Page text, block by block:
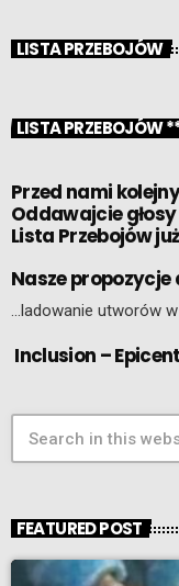
LISTA PRZEBOJÓW
LISTA PRZEBOJÓW
Przed nami
Oddawajcie
Lista Przebojów
Nasze propozycje
…ladowanie utworów
Inclusion –
FEATURED POST